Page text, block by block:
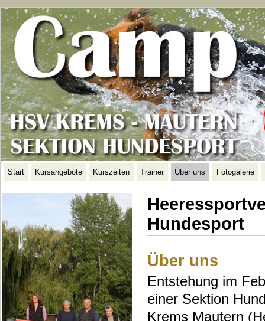
Start Kursangebote Kurszeiten Trainer Über uns Fotogalerie
Hundesport
Über uns
Entstehung im
einer Sektion
Krems Mautern